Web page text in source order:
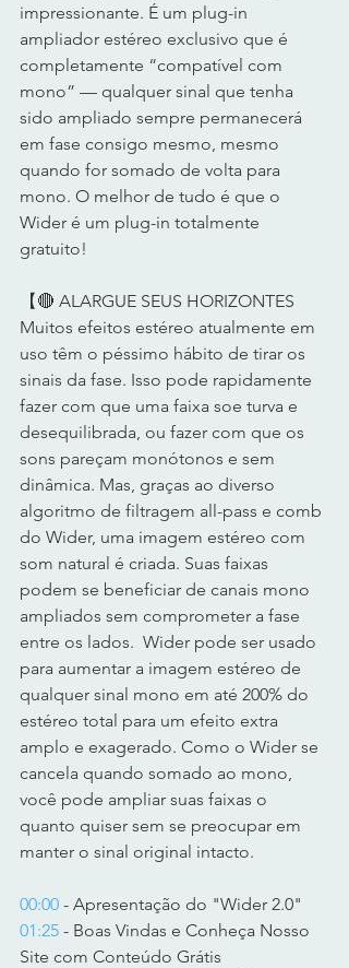
impressionante. É um plug-in
ampliador estéreo exclusivo que é
completamente “compatível com
mono” — qualquer sinal que tenha
sido ampliado sempre permanecerá
em fase consigo mesmo, mesmo
quando for somado de volta para
mono. O melhor de tudo é que o
Wider é um plug-in totalmente
gratuito!
【🔴 ALARGUE SEUS HORIZONTES
Muitos efeitos estéreo atualmente em
uso têm o péssimo hábito de tirar os
sinais da fase. Isso pode rapidamente
fazer com que uma faixa soe turva e
desequilibrada, ou fazer com que os
sons pareçam monótonos e sem
dinâmica. Mas, graças ao diverso
algoritmo de filtragem all-pass e comb
do Wider, uma imagem estéreo com
som natural é criada. Suas faixas
podem se beneficiar de canais mono
ampliados sem comprometer a fase
entre os lados.  Wider pode ser usado
para aumentar a imagem estéreo de
qualquer sinal mono em até 200% do
estéreo total para um efeito extra
amplo e exagerado. Como o Wider se
cancela quando somado ao mono,
você pode ampliar suas faixas o
quanto quiser sem se preocupar em
manter o sinal original intacto.
00:00 - Apresentação do "Wider 2.0"
01:25 - Boas Vindas e Conheça Nosso
Site com Conteúdo Grátis